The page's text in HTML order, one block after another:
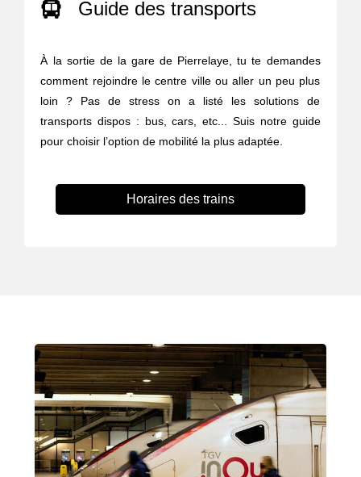
Guide des transports
À la sortie de la gare de Pierrelaye, tu te demandes
comment rejoindre le centre ville ou aller un peu plus
loin ? Pas de stress on a listé les solutions de
transports dispos : bus, cars, etc... Suis notre guide
pour choisir l’option de mobilité la plus adaptée.
Horaires des trains